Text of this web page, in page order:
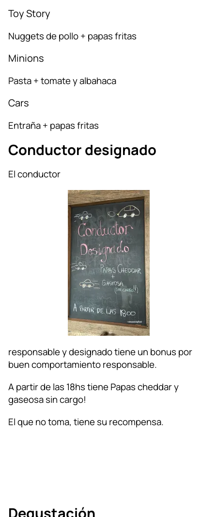
Toy Story
Nuggets de pollo + papas fritas
Minions
Pasta + tomate y albahaca
Cars
Entraña + papas fritas
Conductor designado
El conductor
responsable y designado tiene un bonus por
buen comportamiento responsable.
A partir de las 18hs tiene Papas cheddar y
gaseosa sin cargo!
El que no toma, tiene su recompensa.